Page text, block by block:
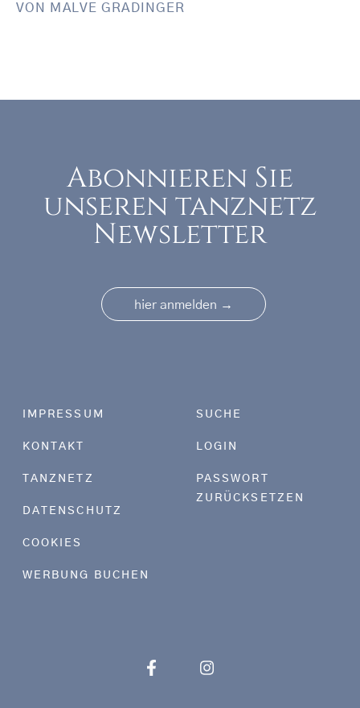
VON
MALVE GRADINGER
Abonnieren Sie
unseren tanznetz
Newsletter
hier anmelden →
Footer menu
IMPRESSUM
KONTAKT
TANZNETZ
DATENSCHUTZ
COOKIES
WERBUNG BUCHEN
SUCHE
LOGIN
PASSWORT
ZURÜCKSETZEN